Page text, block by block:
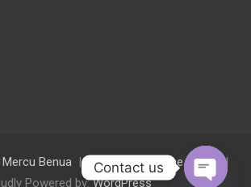
Mercu Benua Theme by: Theme Horse
Powered by:WordPress
Contact us